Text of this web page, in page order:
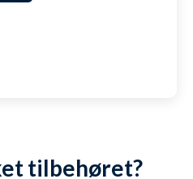
tilbehøret?